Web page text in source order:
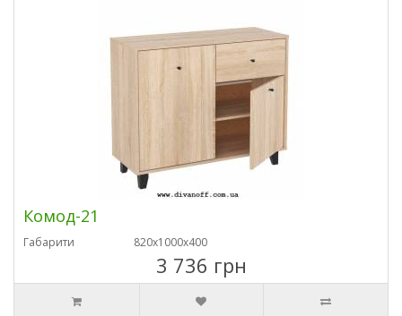
Комод-21
Габарити 820х1000х400
3 736 грн